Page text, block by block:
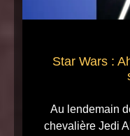
Star Wars :
Au lendemain
chevalière Jedi